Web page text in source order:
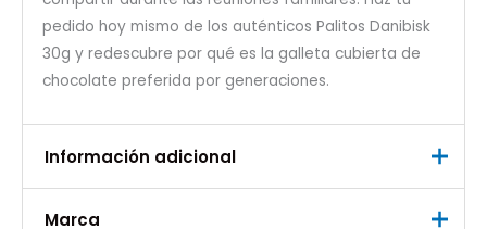
pedido hoy mismo de los auténticos Palitos Danibisk
30g y redescubre por qué es la galleta cubierta de
chocolate preferida por generaciones.
Información adicional
Peso
Marca